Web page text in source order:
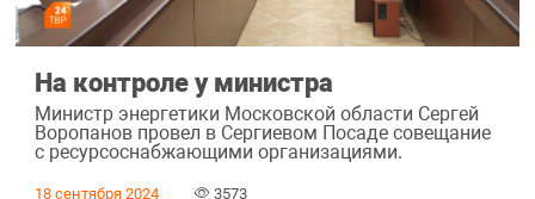
На контроле у министра
Министр энергетики Московской области Сергей
Воропанов провел в Сергиевом Посаде совещание
с ресурсоснабжающими организациями.
18 сентября 2024 3573